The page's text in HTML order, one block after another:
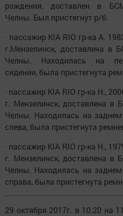
рождения, доставлен в
Челны. Был пристегнут р/б.
· пассажир KIA RIO гр-ка А.
г.Мензелинск, доставлена в
Челны. Находилась на
сидении, была пристегнута
· пассажир KIA RIO гр-ка Н.,
г. Мензелинск, доставлена
Челны. Находилась на
слева, была пристегнута
· пассажир KIA RIO гр-ка Н.,
г. Мензелинск, доставлена
Челны. Находилась на
справа, была пристегнута
29 октября 2017г. в 10.20 на